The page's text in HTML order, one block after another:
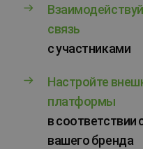
связь
с участниками
Настройте
платформы
в
вашего бренда